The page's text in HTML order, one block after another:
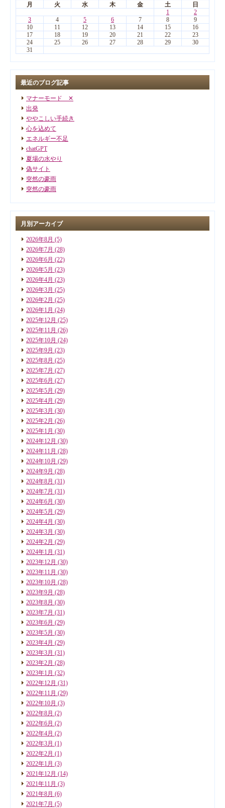
月
火 水 木 金 土
日
1
2
3
4 5 6 7 8
9
10
11 12 13 14 15
16
17
18 19 20 21 22
23
24
25 26 27 28 29
30
31
最近のブログ記事
マナーモード ✕
出発
ややこしい手続き
心を込めて
エネルギー不足
chatGPT
夏場の水やり
偽サイト
突然の豪雨
突然の豪雨
月別アーカイブ
2026年8月 (5)
2026年7月 (28)
2026年6月 (22)
2026年5月 (23)
2026年4月 (23)
2026年3月 (25)
2026年2月 (25)
2026年1月 (24)
2025年12月 (25)
2025年11月 (26)
2025年10月 (24)
2025年9月 (23)
2025年8月 (25)
2025年7月 (27)
2025年6月 (27)
2025年5月 (29)
2025年4月 (29)
2025年3月 (30)
2025年2月 (26)
2025年1月 (30)
2024年12月 (30)
2024年11月 (28)
2024年10月 (29)
2024年9月 (28)
2024年8月 (31)
2024年7月 (31)
2024年6月 (30)
2024年5月 (29)
2024年4月 (30)
2024年3月 (30)
2024年2月 (29)
2024年1月 (31)
2023年12月 (30)
2023年11月 (30)
2023年10月 (28)
2023年9月 (28)
2023年8月 (30)
2023年7月 (31)
2023年6月 (29)
2023年5月 (30)
2023年4月 (29)
2023年3月 (31)
2023年2月 (28)
2023年1月 (32)
2022年12月 (31)
2022年11月 (29)
2022年10月 (3)
2022年8月 (2)
2022年6月 (2)
2022年4月 (2)
2022年3月 (1)
2022年2月 (1)
2022年1月 (3)
2021年12月 (14)
2021年11月 (3)
2021年8月 (6)
2021年7月 (5)